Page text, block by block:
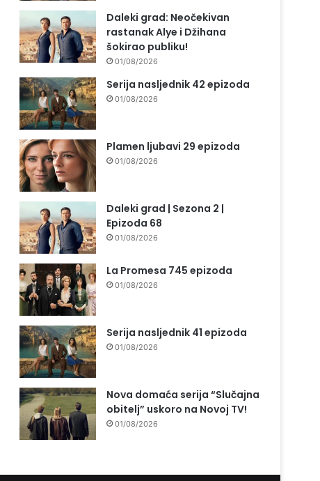
Daleki grad: Neočekivan
rastanak Alye i Džihana
šokirao publiku!
01/08/2026
Serija nasljednik 42 epizoda
01/08/2026
Plamen ljubavi 29 epizoda
01/08/2026
Daleki grad | Sezona 2 |
Epizoda 68
01/08/2026
La Promesa 745 epizoda
01/08/2026
Serija nasljednik 41 epizoda
01/08/2026
Nova domaća serija “Slučajna
obitelj” uskoro na Novoj TV!
01/08/2026